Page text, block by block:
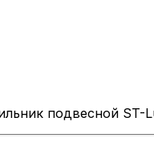
подвесной